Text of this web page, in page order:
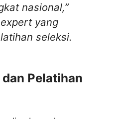
nasional,”
yang
seleksi.
Pelatihan